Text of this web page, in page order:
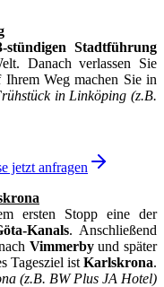
stündigen Stadtführung
Danach verlassen Sie
Ihrem Weg machen Sie in
in Linköping (z.B.
jetzt anfragen
ersten Stopp eine der
Kanals. Anschließend
Vimmerbyund später
Tagesziel ist Karlskrona.
(z.B. BW Plus JA Hotel)